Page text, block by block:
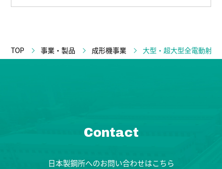
TOP 事業・製品 成形機事業 大型・超大型全電動射出
Contact
日本製鋼所へのお問い合わせはこちら